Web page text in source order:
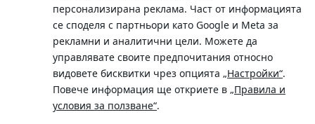
персонализирана реклама. Част от информацията
се споделя с партньори като Google и Meta за
рекламни и аналитични цели. Можете да
управлявате своите предпочитания относно
видовете бисквитки чрез опцията „Настройки“.
Повече информация ще откриете в „Правила и
условия за ползване“.
Телефон:
0700 10 375 / *2375
Московска No.19 / ул. Г. Бенковски No. 5, София 1036
SWIFT/BIC: